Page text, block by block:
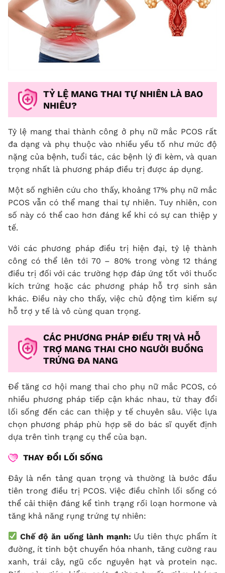
TỶ LỆ MANG THAI TỰ NHIÊN LÀ BAO
NHIÊU?
Tỷ lệ mang thai thành công ở phụ nữ mắc PCOS rất
đa dạng và phụ thuộc vào nhiều yếu tố như mức độ
nặng của bệnh, tuổi tác, các bệnh lý đi kèm, và quan
trọng nhất là phương pháp điều trị được áp dụng.
Một số nghiên cứu cho thấy, khoảng 17% phụ nữ mắc
PCOS vẫn có thể mang thai tự nhiên. Tuy nhiên, con
số này có thể cao hơn đáng kể khi có sự can thiệp y
tế.
Với các phương pháp điều trị hiện đại, tỷ lệ thành
công có thể lên tới 70 – 80% trong vòng 12 tháng
điều trị đối với các trường hợp đáp ứng tốt với thuốc
kích trứng hoặc các phương pháp hỗ trợ sinh sản
khác. Điều này cho thấy, việc chủ động tìm kiếm sự
hỗ trợ y tế là vô cùng quan trọng.
CÁC PHƯƠNG PHÁP ĐIỀU TRỊ VÀ HỖ
TRỢ MANG THAI CHO NGƯỜI BUỒNG
TRỨNG ĐA NANG
Để tăng cơ hội mang thai cho phụ nữ mắc PCOS, có
nhiều phương pháp tiếp cận khác nhau, từ thay đổi
lối sống đến các can thiệp y tế chuyên sâu. Việc lựa
chọn phương pháp phù hợp sẽ do bác sĩ quyết định
dựa trên tình trạng cụ thể của bạn.
THAY ĐỔI LỐI SỐNG
Đây là nền tảng quan trọng và thường là bước đầu
tiên trong điều trị PCOS. Việc điều chỉnh lối sống có
thể cải thiện đáng kể tình trạng rối loạn hormone và
tăng khả năng rụng trứng tự nhiên:
Chế độ ăn uống lành mạnh: Ưu tiên thực phẩm ít
đường, ít tinh bột chuyển hóa nhanh, tăng cường rau
xanh, trái cây, ngũ cốc nguyên hạt và protein nạc.